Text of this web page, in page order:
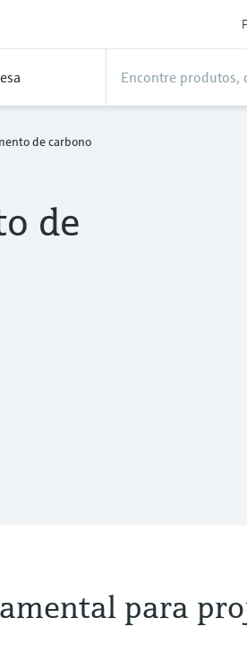
de carbono
de
para